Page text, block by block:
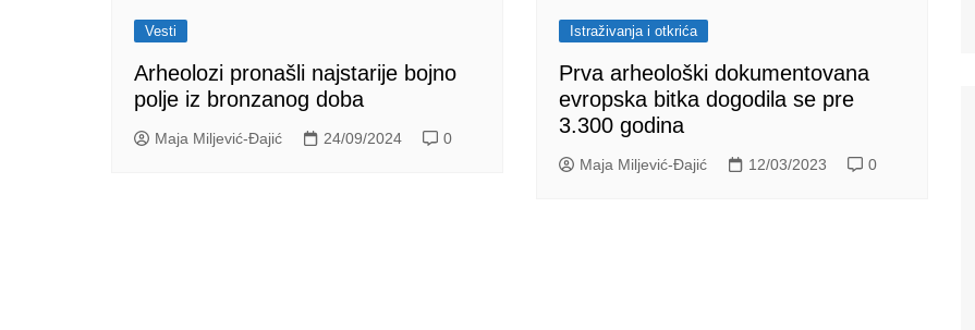
Vesti
Arheolozi pronašli najstarije bojno
polje iz bronzanog doba
Maja Miljević-Đajić 24/09/2024 0
Istraživanja i otkrića
Prva arheološki dokumentovana
evropska bitka dogodila se pre
3.300 godina
Maja Miljević-Đajić 12/03/2023 0